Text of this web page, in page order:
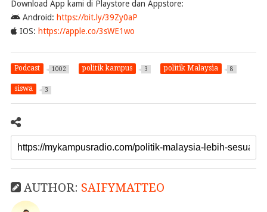
Download App kami di Playstore dan Appstore:
Android: https://bit.ly/39Zy0aP
IOS: https://apple.co/3sWE1wo
Podcast 1002 politik kampus 3 politik Malaysia 8
siswa 3
AUTHOR: SAIFYMATTEO